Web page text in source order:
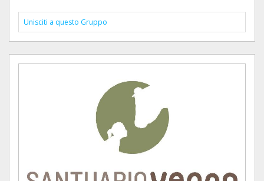
Unisciti a questo Gruppo